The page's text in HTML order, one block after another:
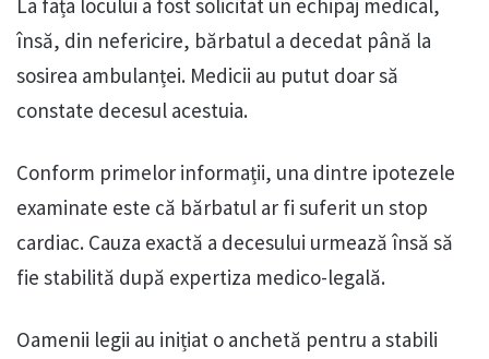
La fața locului a fost solicitat un echipaj medical,
însă, din nefericire, bărbatul a decedat până la
sosirea ambulanței. Medicii au putut doar să
constate decesul acestuia.
Conform primelor informații, una dintre ipotezele
examinate este că bărbatul ar fi suferit un stop
cardiac. Cauza exactă a decesului urmează însă să
fie stabilită după expertiza medico-legală.
Oamenii legii au inițiat o anchetă pentru a stabili